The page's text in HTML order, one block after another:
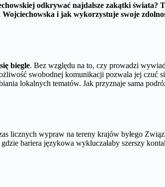
odkrywać najdalsze zakątki świata?
i jak wykorzystuje swoje
biegle. Bez względu na to, czy prowadzi
swobodnej komunikacji pozwala jej czuć
lokalnych tematów. Jak przyznaje sama
licznych wypraw na tereny krajów byłego
bariera językowa wykluczałaby szerszy